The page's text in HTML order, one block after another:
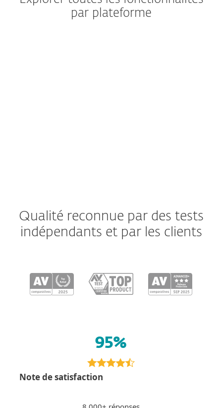
par plateforme
Qualité reconnue par des tests
indépendants et par les clients
95%
Note de satisfaction